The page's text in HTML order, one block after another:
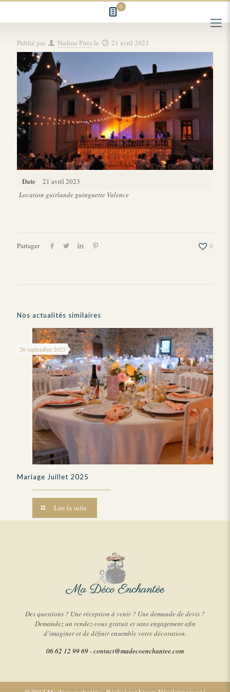
0
Publié par Nadine Pires le 21 avril 2023
Date
21 avril 2023
Location guirlande guinguette Valence
Partager 0
Nos actualités similaires
26 septembre 2025
Mariage Juillet 2025
Lire la suite
Des questions ? Une réception à venir ? Une demande de devis ?
Demandez un rendez-vous gratuit et sans engagement afin
d’imaginer et de définir ensemble votre décoration.
06 62 12 99 69 -contact@madecoenchantee.com